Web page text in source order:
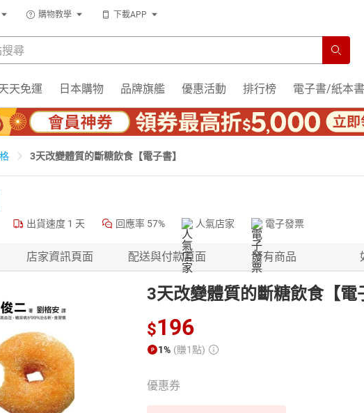
購物教學 下載APP
天免運 日本購物 品牌旗艦 優惠活動 排行榜 電子書/紙本書
3天改變體質的斷糖飲食【電子書】
出貨速度 1 天 回應率 57% 人氣店家 電子發票
店家資訊頁面 配送與付款頁面 所有商品
3天改變體質的斷糖飲食【電
$196
1% (賺1點)
優惠券